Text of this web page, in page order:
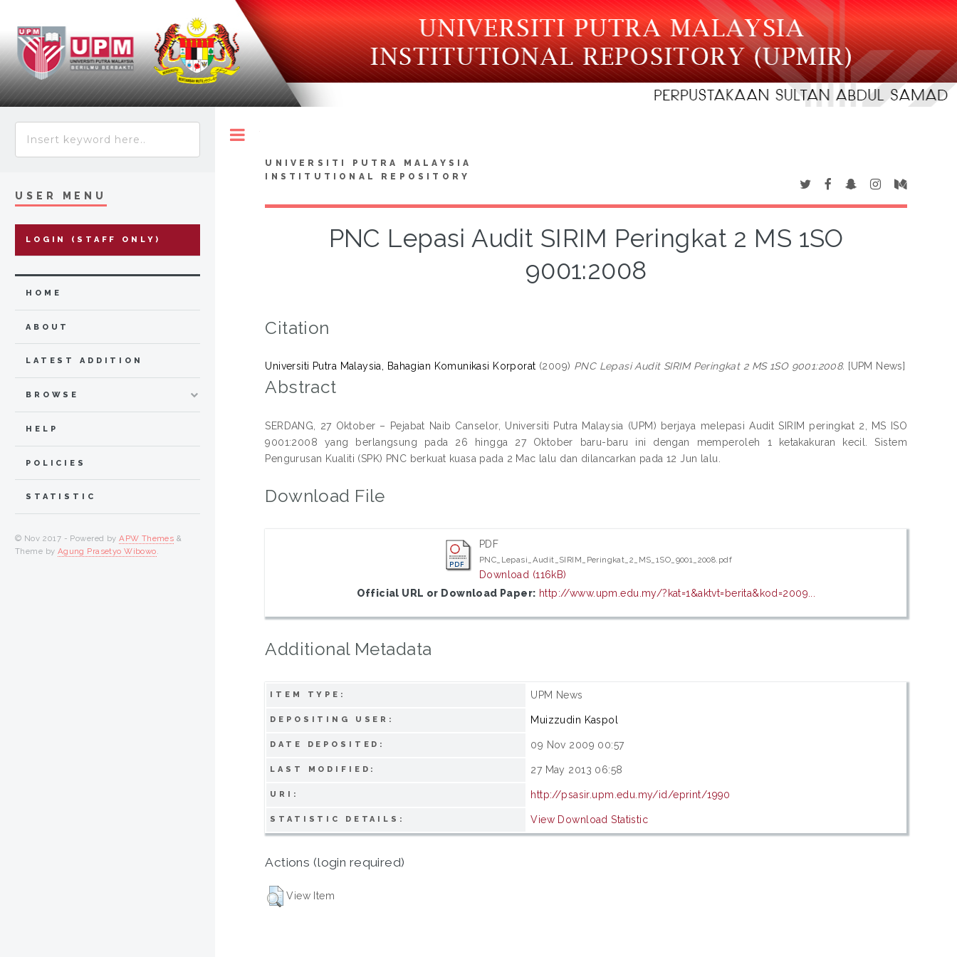
UNIVERSITI PUTRA MALAYSIA
INSTITUTIONAL REPOSITORY
PNC Lepasi Audit SIRIM Peringkat 2 MS 1SO
9001:2008
Citation
Universiti Putra Malaysia, Bahagian Komunikasi Korporat (2009) PNC Lepasi Audit SIRIM Peringkat 2 MS 1SO 9001:2008. [UPM News]
Abstract
SERDANG, 27 Oktober – Pejabat Naib Canselor, Universiti Putra Malaysia (UPM) berjaya melepasi Audit SIRIM peringkat 2, MS ISO
9001:2008 yang berlangsung pada 26 hingga 27 Oktober baru-baru ini dengan memperoleh 1 ketakakuran kecil. Sistem
Pengurusan Kualiti (SPK) PNC berkuat kuasa pada 2 Mac lalu dan dilancarkan pada 12 Jun lalu.
Download File
PDF
PNC_Lepasi_Audit_SIRIM_Peringkat_2_MS_1SO_9001_2008.pdf
Download (116kB)
Official URL or Download Paper: http://www.upm.edu.my/?kat=1&aktvt=berita&kod=2009...
Additional Metadata
ITEM TYPE: UPM News
DEPOSITING USER: Muizzudin Kaspol
DATE DEPOSITED: 09 Nov 2009 00:57
LAST MODIFIED: 27 May 2013 06:58
URI: http://psasir.upm.edu.my/id/eprint/1990
STATISTIC DETAILS: View Download Statistic
Actions (login required)
View Item
USER MENU
LOGIN (STAFF ONLY)
HOME
ABOUT
LATEST ADDITION
BROWSE
HELP
POLICIES
STATISTIC
© Nov 2017 - Powered byAPW Themes &
Theme by Agung Prasetyo Wibowo.